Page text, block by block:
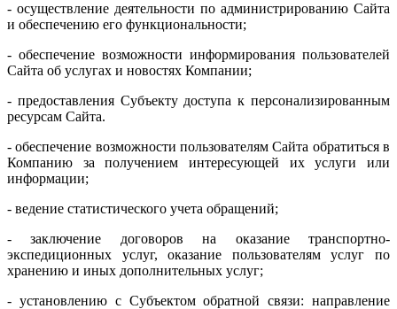
- осуществление деятельности по администрированию Сайта
и обеспечению его функциональности;
- обеспечение возможности информирования пользователей
Сайта об услугах и новостях Компании;
- предоставления Субъекту доступа к персонализированным
ресурсам Сайта.
- обеспечение возможности пользователям Сайта обратиться в
Компанию за получением интересующей их услуги или
информации;
- ведение статистического учета обращений;
- заключение договоров на оказание транспортно-
экспедиционных услуг, оказание пользователям услуг по
хранению и иных дополнительных услуг;
- установлению с Субъектом обратной связи: направление